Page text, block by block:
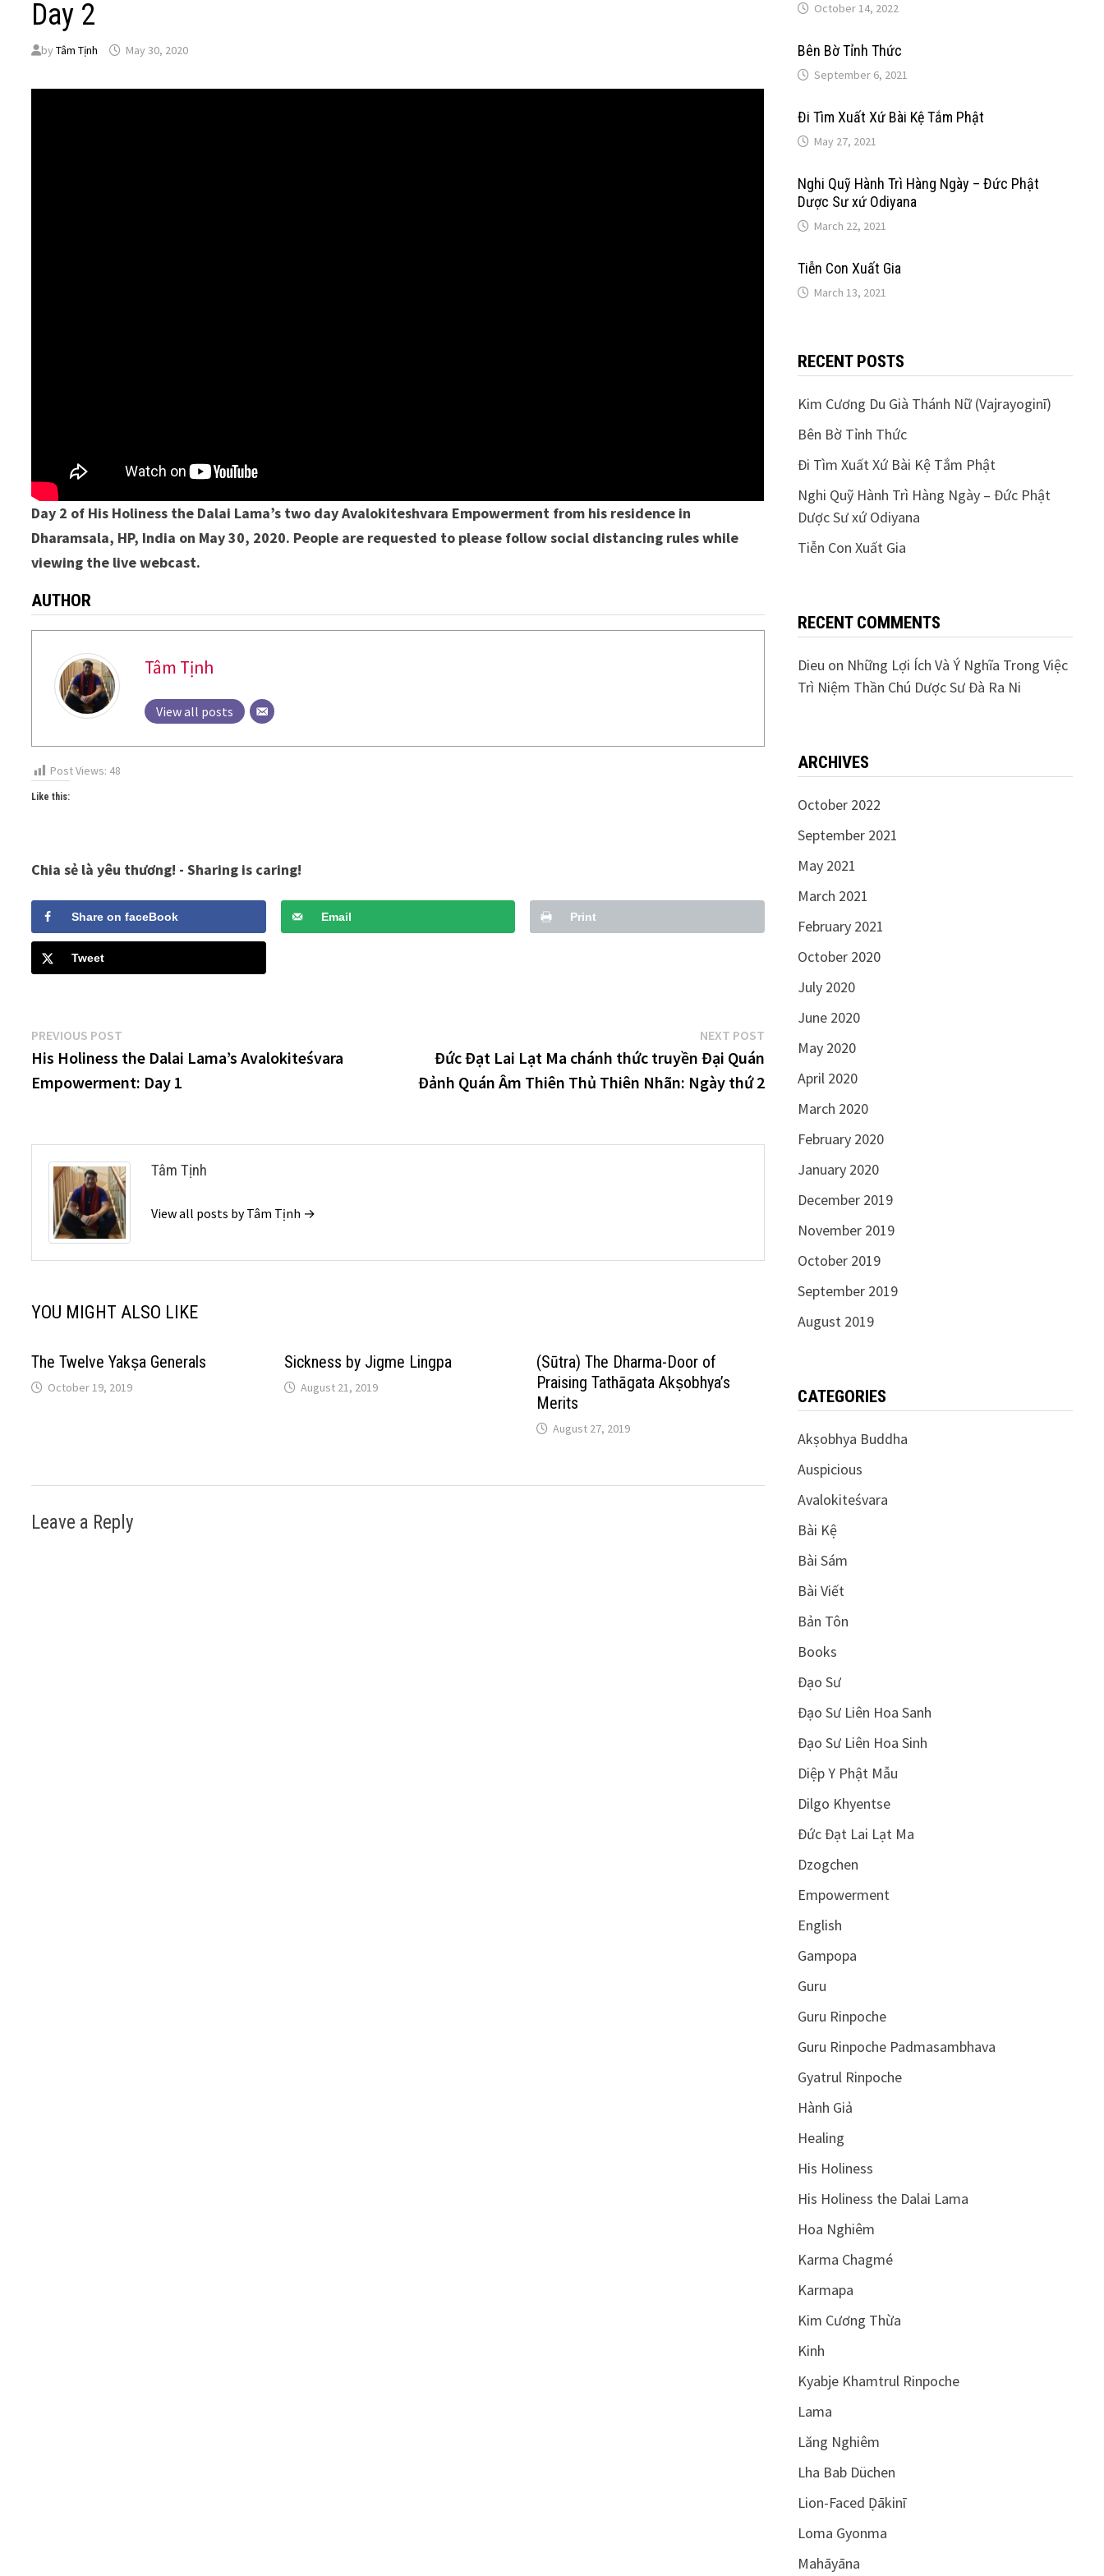
Day 2
byTâm Tịnh May 30, 2020
Day 2 of His Holiness the Dalai Lama’s two day Avalokiteshvara Empowerment from his residence in
Dharamsala, HP, India on May 30, 2020. People are requested to please follow social distancing rules while
viewing the live webcast.
AUTHOR
Tâm Tịnh
View all posts
Post Views: 48
Like this:
Chia sẻ là yêu thương! - Sharing is caring!
Share on faceBook Email Print
Tweet
Post
navigation
PREVIOUS POST
post:
His Holiness the Dalai Lama’s Avalokiteśvara
Empowerment: Day 1
NEXT POSTNext
post:
Đức Đạt Lai Lạt Ma chánh thức truyền Đại Quán
Đảnh Quán Âm Thiên Thủ Thiên Nhãn: Ngày thứ 2
Tâm Tịnh
View all posts by Tâm Tịnh →
YOU MIGHT ALSO LIKE
The Twelve Yakṣa Generals
October 19, 2019
Sickness by Jigme Lingpa
August 21, 2019
(Sūtra) The Dharma-Door of
Praising Tathāgata Akṣobhya’s
Merits
August 27, 2019
Leave a Reply
October 14, 2022
Bên Bờ Tỉnh Thức
September 6, 2021
Đi Tìm Xuất Xứ Bài Kệ Tắm Phật
May 27, 2021
Nghi Quỹ Hành Trì Hàng Ngày – Đức Phật
Dược Sư xứ Odiyana
March 22, 2021
Tiễn Con Xuất Gia
March 13, 2021
RECENT POSTS
Kim Cương Du Già Thánh Nữ (Vajrayoginī)
Bên Bờ Tỉnh Thức
Đi Tìm Xuất Xứ Bài Kệ Tắm Phật
Nghi Quỹ Hành Trì Hàng Ngày – Đức Phật
Dược Sư xứ Odiyana
Tiễn Con Xuất Gia
RECENT COMMENTS
Dieu on Những Lợi Ích Và Ý Nghĩa Trong Việc
Trì Niệm Thần Chú Dược Sư Đà Ra Ni
ARCHIVES
October 2022
September 2021
May 2021
March 2021
February 2021
October 2020
July 2020
June 2020
May 2020
April 2020
March 2020
February 2020
January 2020
December 2019
November 2019
October 2019
September 2019
August 2019
CATEGORIES
Akṣobhya Buddha
Auspicious
Avalokiteśvara
Bài Kệ
Bài Sám
Bài Viết
Bản Tôn
Books
Đạo Sư
Đạo Sư Liên Hoa Sanh
Đạo Sư Liên Hoa Sinh
Diệp Y Phật Mẫu
Dilgo Khyentse
Đức Đạt Lai Lạt Ma
Dzogchen
Empowerment
English
Gampopa
Guru
Guru Rinpoche
Guru Rinpoche Padmasambhava
Gyatrul Rinpoche
Hành Giả
Healing
His Holiness
His Holiness the Dalai Lama
Hoa Nghiêm
Karma Chagmé
Karmapa
Kim Cương Thừa
Kinh
Kyabje Khamtrul Rinpoche
Lama
Lăng Nghiêm
Lha Bab Düchen
Lion-Faced Ḍākinī
Loma Gyonma
Mahāyāna